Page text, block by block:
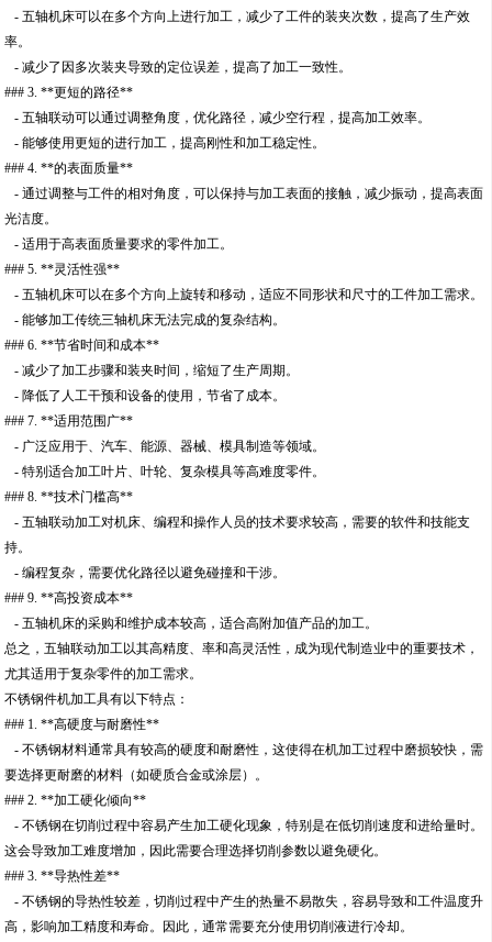
- 五轴机床可以在多个方向上进行加工，减少了工件的装夹次数，提高了生产效
率。
- 减少了因多次装夹导致的定位误差，提高了加工一致性。
### 3. **更短的路径**
- 五轴联动可以通过调整角度，优化路径，减少空行程，提高加工效率。
- 能够使用更短的进行加工，提高刚性和加工稳定性。
### 4. **的表面质量**
- 通过调整与工件的相对角度，可以保持与加工表面的接触，减少振动，提高表面
光洁度。
- 适用于高表面质量要求的零件加工。
### 5. **灵活性强**
- 五轴机床可以在多个方向上旋转和移动，适应不同形状和尺寸的工件加工需求。
- 能够加工传统三轴机床无法完成的复杂结构。
### 6. **节省时间和成本**
- 减少了加工步骤和装夹时间，缩短了生产周期。
- 降低了人工干预和设备的使用，节省了成本。
### 7. **适用范围广**
- 广泛应用于、汽车、能源、器械、模具制造等领域。
- 特别适合加工叶片、叶轮、复杂模具等高难度零件。
### 8. **技术门槛高**
- 五轴联动加工对机床、编程和操作人员的技术要求较高，需要的软件和技能支
持。
- 编程复杂，需要优化路径以避免碰撞和干涉。
### 9. **高投资成本**
- 五轴机床的采购和维护成本较高，适合高附加值产品的加工。
总之，五轴联动加工以其高精度、率和高灵活性，成为现代制造业中的重要技术，
尤其适用于复杂零件的加工需求。
不锈钢件机加工具有以下特点：
### 1. **高硬度与耐磨性**
- 不锈钢材料通常具有较高的硬度和耐磨性，这使得在机加工过程中磨损较快，需
要选择更耐磨的材料（如硬质合金或涂层）。
### 2. **加工硬化倾向**
- 不锈钢在切削过程中容易产生加工硬化现象，特别是在低切削速度和进给量时。
这会导致加工难度增加，因此需要合理选择切削参数以避免硬化。
### 3. **导热性差**
- 不锈钢的导热性较差，切削过程中产生的热量不易散失，容易导致和工件温度升
高，影响加工精度和寿命。因此，通常需要充分使用切削液进行冷却。